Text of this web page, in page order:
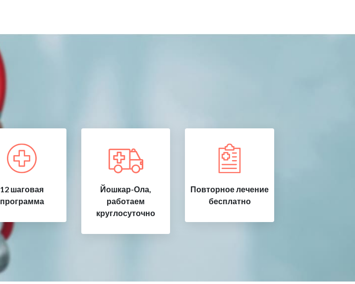
12 шаговая
программа
Йошкар-Ола,
работаем
круглосуточно
Повторное лечение
бесплатно